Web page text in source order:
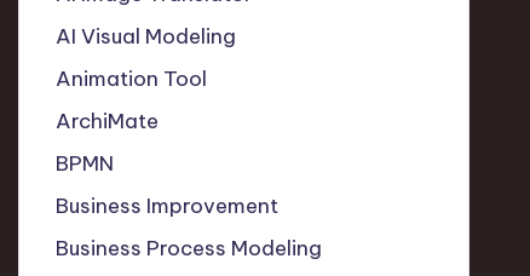
AI Visual Modeling
Animation Tool
ArchiMate
BPMN
Business Improvement
Business Process Modeling